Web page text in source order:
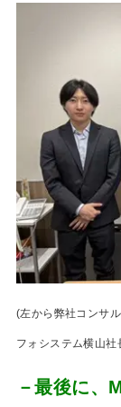
(左から弊社コンサ
フォシステム横山
－最後に、